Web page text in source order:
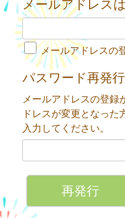
メールアドレスの
パスワード再発
メールアドレスの登
ドレスが変更となっ
入力してください。